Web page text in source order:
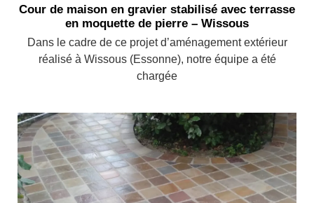
Cour de maison en gravier stabilisé avec terrasse
en moquette de pierre – Wissous
Dans le cadre de ce projet d’aménagement extérieur
réalisé à Wissous (Essonne), notre équipe a été
chargée